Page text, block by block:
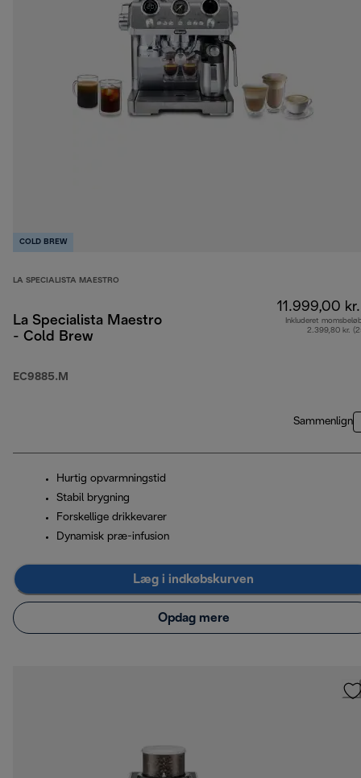
COLD BREW
LA SPECIALISTA MAESTRO
La Specialista Maestro
- Cold Brew
EC9885.M
11.999,00 kr.
Inkluderet
2.399,80 kr.
Sammenlign
Hurtig opvarmningstid
Stabil brygning
Forskellige drikkevarer
Dynamisk præ-infusion
Læg i indkøbskurven
Opdag mere